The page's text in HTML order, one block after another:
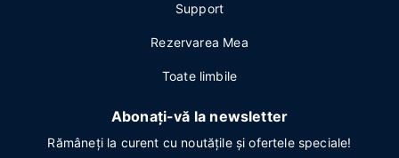
Support
Rezervarea Mea
Toate limbile
Abonați-vă la newsletter
Rămâneți la curent cu noutățile și ofertele speciale!